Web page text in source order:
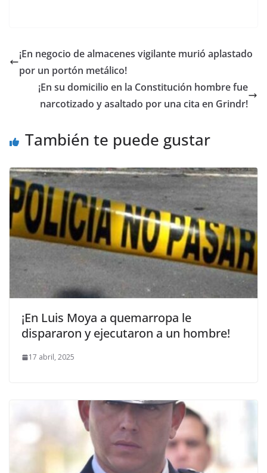
¡En negocio de almacenes vigilante murió aplastado
por un portón metálico!
¡En su domicilio en la Constitución hombre fue
narcotizado y asaltado por una cita en Grindr!
También te puede gustar
¡En Luis Moya a quemarropa le
dispararon y ejecutaron a un hombre!
17 abril, 2025